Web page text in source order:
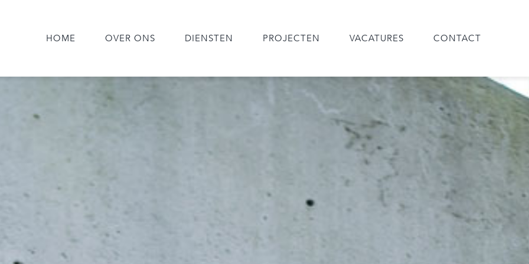
HOME OVER ONS DIENSTEN PROJECTEN VACATURES CONTACT